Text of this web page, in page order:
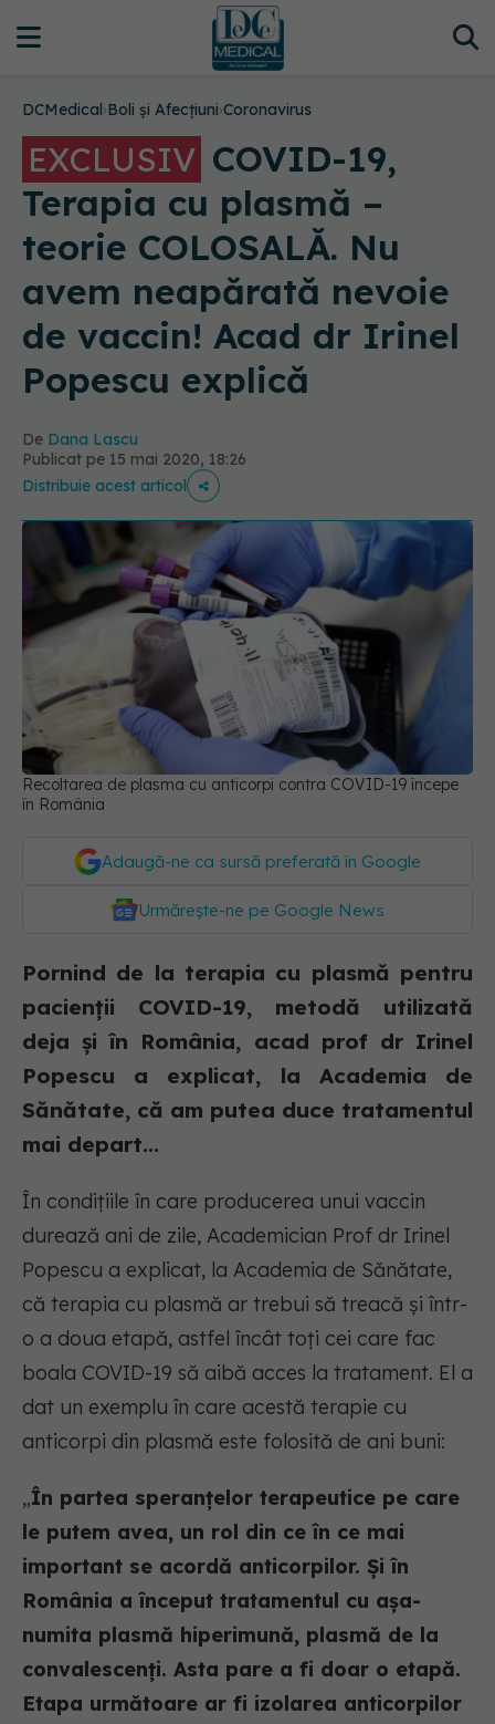
DCMedical›Boli și Afecțiuni›Coronavirus
EXCLUSIV COVID-19,
Terapia cu plasmă –
teorie COLOSALĂ. Nu
avem neapărată nevoie
de vaccin! Acad dr Irinel
Popescu explică
De Dana Lascu
Publicat pe 15 mai 2020, 18:26
Distribuie acest articol
Recoltarea de plasma cu anticorpi contra COVID-19 începe
în România
Adaugă-ne ca sursă preferată în Google
Urmărește-ne pe Google News
Pornind de la terapia cu plasmă pentru
pacienții COVID-19, metodă utilizată
deja și în România, acad prof dr Irinel
Popescu a explicat, la Academia de
Sănătate, că am putea duce tratamentul
mai depart...
În condițiile în care producerea unui vaccin
durează ani de zile, Academician Prof dr Irinel
Popescu a explicat, la Academia de Sănătate,
că terapia cu plasmă ar trebui să treacă și într-
o a doua etapă, astfel încât toți cei care fac
boala COVID-19 să aibă acces la tratament. El a
dat un exemplu în care acestă terapie cu
anticorpi din plasmă este folosită de ani buni:
„În partea speranțelor terapeutice pe care
le putem avea, un rol din ce în ce mai
important se acordă anticorpilor. Și în
România a început tratamentul cu așa-
numita plasmă hiperimună, plasmă de la
convalescenți. Asta pare a fi doar o etapă.
Etapa următoare ar fi izolarea anticorpilor